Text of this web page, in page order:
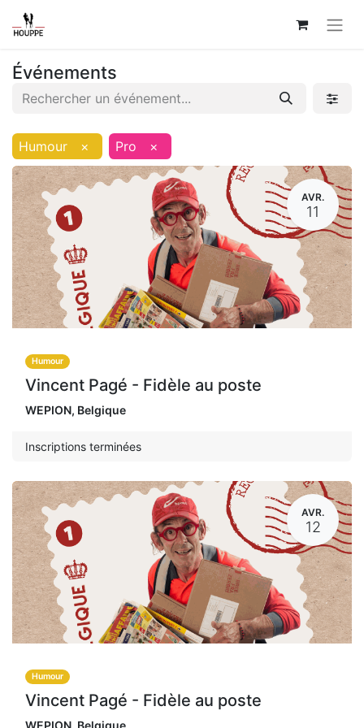
Événements
Humour × Pro ×
AVR.
11
Humour
Vincent Pagé - Fidèle au poste
WEPION, Belgique
Inscriptions terminées
AVR.
12
Humour
Vincent Pagé - Fidèle au poste
WEPION Belgique